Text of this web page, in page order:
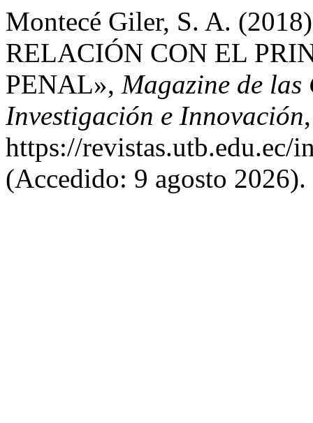
Montecé Giler, S. A.
RELACIÓN CON EL
PENAL», Magazine de las
Investigación e Innovación
https://revistas.utb.edu.ec/
(Accedido: 9 agosto 2026).